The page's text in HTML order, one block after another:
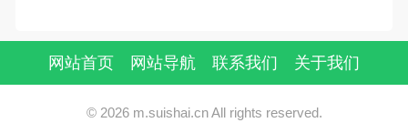
网站首页 网站导航 联系我们 关于我们
© 2026 m.suishai.cn All rights reserved.